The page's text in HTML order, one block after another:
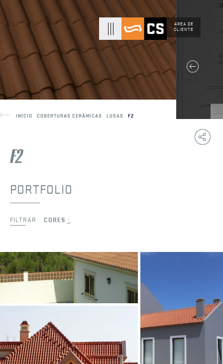
ÁREA DE
CLIENTE
INÍCIO COBERTURAS CERÂMICAS LUSAS F2
Copy
Link
PORTFOLIO
FILTRAR CORES